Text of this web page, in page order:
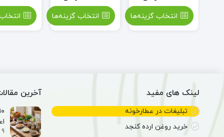
انتخاب گزینه‌ها
انتخاب گزینه‌ها
لینک های مفید
تبلیغات در عطارخونه
خرید روغن ارده کنجد
آخرین
9 اسفند 1404